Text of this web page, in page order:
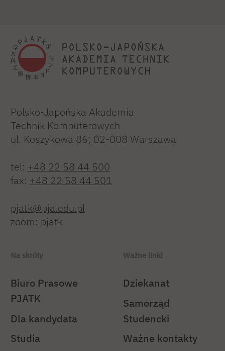
Polsko-Japońska Akademia
Technik Komputerowych
ul. Koszykowa 86; 02-008 Warszawa
tel: +48 22 58 44 500
fax: +48 22 58 44 501
pjatk@pja.edu.pl
zoom: pjatk
Na skróty
Biuro Prasowe
PJATK
Dla kandydata
Studia
Ważne linki
Dziekanat
Samorząd
Studencki
Ważne kontakty